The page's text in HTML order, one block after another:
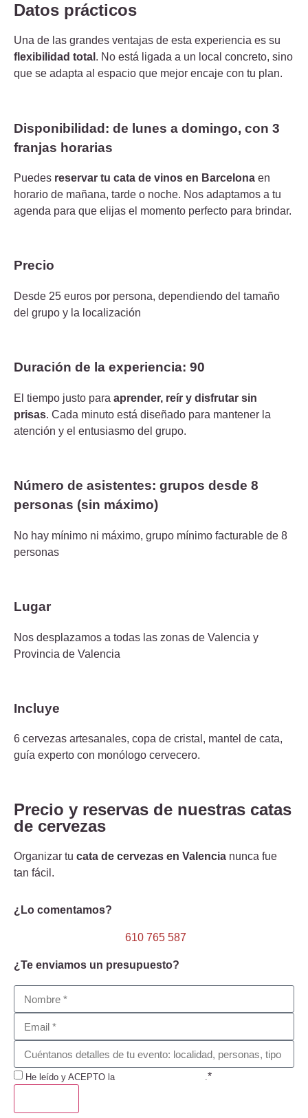
Datos prácticos
Una de las grandes ventajas de esta experiencia es su
flexibilidad total . No está ligada a un local concreto, sino
que se adapta al espacio que mejor encaje con tu plan.
Disponibilidad: de lunes a domingo, con 3
franjas horarias
Puedes reservar tu cata de vinos en Barcelona en
horario de mañana, tarde o noche. Nos adaptamos a tu
agenda para que elijas el momento perfecto para brindar.
Precio
Desde 25 euros por persona, dependiendo del tamaño
del grupo y la localización
Duración de la experiencia: 90
El tiempo justo para aprender, reír y disfrutar sin
prisas. Cada minuto está diseñado para mantener la
atención y el entusiasmo del grupo.
Número de asistentes: grupos desde 8
personas (sin máximo)
No hay mínimo ni máximo, grupo mínimo facturable de 8
personas
Lugar
Nos desplazamos a todas las zonas de Valencia y
Provincia de Valencia
Incluye
6 cervezas artesanales, copa de cristal, mantel de cata,
guía experto con monólogo cervecero.
Precio y reservas de nuestras catas
de cervezas
Organizar tu cata de cervezas en Valencia nunca fue
tan fácil.
¿Lo comentamos?
610 765 587
¿Te enviamos un presupuesto?
He leído y ACEPTO la
*